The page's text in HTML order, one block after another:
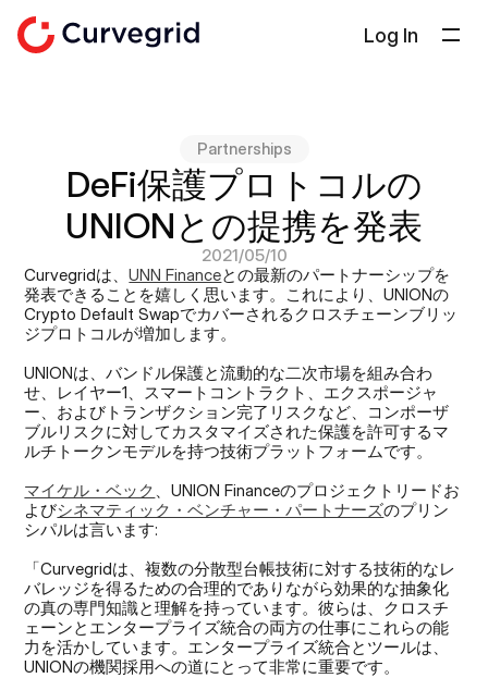
Log In
ドキュメント
ブログ
Select Language
お問い合わせ
Partnerships
DeFi保護プロトコルの
UNIONとの提携を発表
2021/05/10
Curvegridは、UNN Financeとの最新のパートナーシップを
発表できることを嬉しく思います。これにより、UNIONの
Crypto Default Swapでカバーされるクロスチェーンブリッ
ジプロトコルが増加します。
UNIONは、バンドル保護と流動的な二次市場を組み合わ
せ、レイヤー1、スマートコントラクト、エクスポージャ
ー、およびトランザクション完了リスクなど、コンポーザ
ブルリスクに対してカスタマイズされた保護を許可するマ
ルチトークンモデルを持つ技術プラットフォームです。
マイケル・ベック 、UNION Financeのプロジェクトリードお
よびシネマティック・ベンチャー・パートナーズのプリン
シパルは言います:
「Curvegridは、複数の分散型台帳技術に対する技術的なレ
バレッジを得るための合理的でありながら効果的な抽象化
の真の専門知識と理解を持っています。彼らは、クロスチ
ェーンとエンタープライズ統合の両方の仕事にこれらの能
力を活かしています。エンタープライズ統合とツールは、
UNIONの機関採用への道にとって非常に重要です。